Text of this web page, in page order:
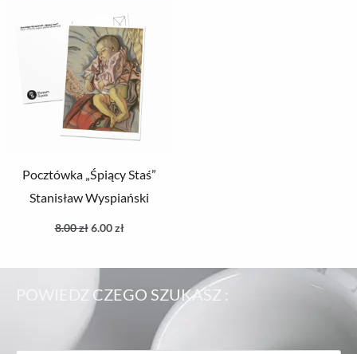
Pocztówka „Śpiący Staś”
Stanisław Wyspiański
8.00zł
8.00 zł.
6.00zł
6.00 zł.
POWIEDZ CZEGO SZUKASZ :